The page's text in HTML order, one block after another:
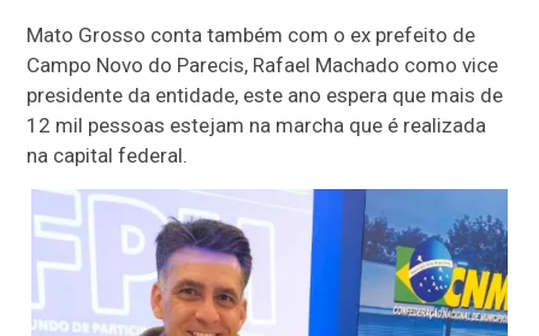
Mato Grosso conta também com o ex prefeito de
Campo Novo do Parecis, Rafael Machado como vice
presidente da entidade, este ano espera que mais de
12 mil pessoas estejam na marcha que é realizada
na capital federal.